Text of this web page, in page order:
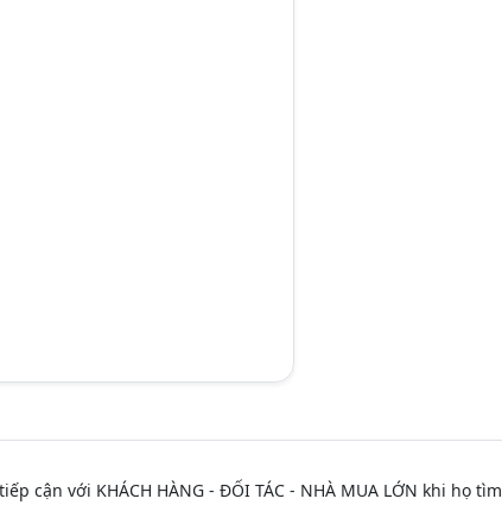
cận với KHÁCH HÀNG - ĐỐI TÁC - NHÀ MUA LỚN khi họ tìm